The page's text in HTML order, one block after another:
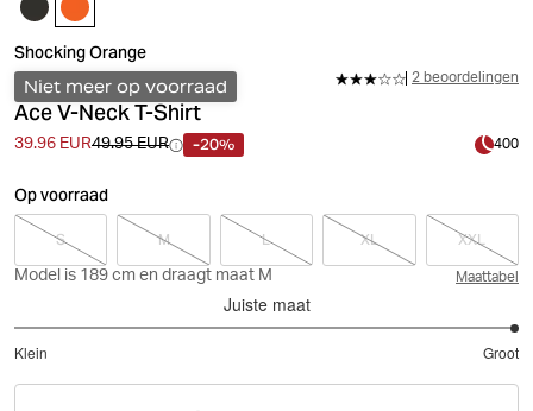
Shocking Orange
Niet meer op voorraad
Ace V-Neck T-Shirt
2 beoordelingen
39.96 EUR49.95 EUR -20% 400
Op voorraad
S M L XL XXL
Model is 189 cm en draagt maat M Maattabel
Juiste maat
Klein Groot
uit
5